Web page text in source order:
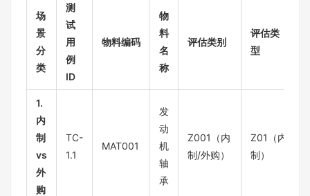
场
景
分
类
测
试
用
例
ID
物料编码
物
料
名
称
评估类别
评估类
型
1.
内
制
vs
外
购
TC-
1.1
MAT001
发
动
机
轴
承
Z001（内
制/外购）
Z01（内
制）